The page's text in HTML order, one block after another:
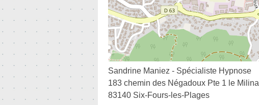
Sandrine Maniez - Spécialiste Hypnose
183 chemin des Négadoux Pte 1 le Milina
83140 Six-Fours-les-Plages